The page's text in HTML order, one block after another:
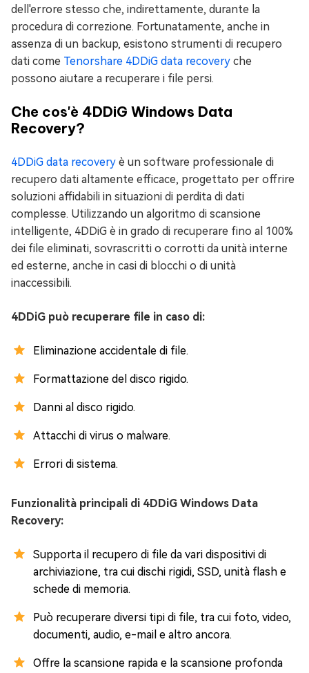
dell'errore stesso che, indirettamente, durante la
procedura di correzione. Fortunatamente, anche in
assenza di un backup, esistono strumenti di recupero
dati come Tenorshare 4DDiG data recovery che
possono aiutare a recuperare i file persi.
Che cos'è 4DDiG Windows Data
Recovery?
4DDiG data recovery è un software professionale di
recupero dati altamente efficace, progettato per offrire
soluzioni affidabili in situazioni di perdita di dati
complesse. Utilizzando un algoritmo di scansione
intelligente, 4DDiG è in grado di recuperare fino al 100%
dei file eliminati, sovrascritti o corrotti da unità interne
ed esterne, anche in casi di blocchi o di unità
inaccessibili.
4DDiG può recuperare file in caso di:
Eliminazione accidentale di file.
Formattazione del disco rigido.
Danni al disco rigido.
Attacchi di virus o malware.
Errori di sistema.
Funzionalità principali di 4DDiG Windows Data
Recovery:
Supporta il recupero di file da vari dispositivi di
archiviazione, tra cui dischi rigidi, SSD, unità flash e
schede di memoria.
Può recuperare diversi tipi di file, tra cui foto, video,
documenti, audio, e-mail e altro ancora.
Offre la scansione rapida e la scansione profonda